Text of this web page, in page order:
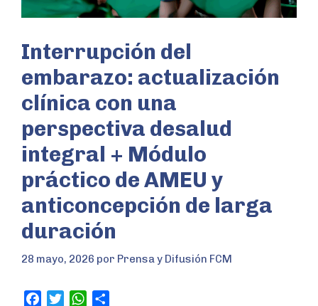
Interrupción del
embarazo: actualización
clínica con una
perspectiva desalud
integral + Módulo
práctico de AMEU y
anticoncepción de larga
duración
28 mayo, 2026 por Prensa y Difusión FCM
W